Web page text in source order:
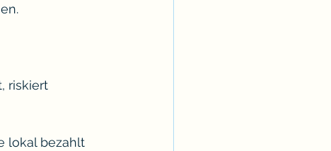
riskiert
lokal bezahlt